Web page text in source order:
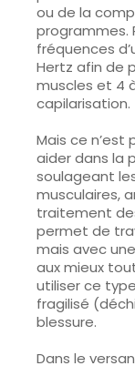
ou de la
programmes.
fréquences
Hertz afin de
muscles et 4
capilarisation.
Mais ce n’est
aider dans la
soulageant
musculaires,
traitement
permet de
mais avec
aux mieux
utiliser ce
fragilisé
blessure.
Dans le